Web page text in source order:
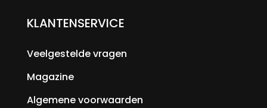
KLANTENSERVICE
Veelgestelde vragen
Magazine
Algemene voorwaarden